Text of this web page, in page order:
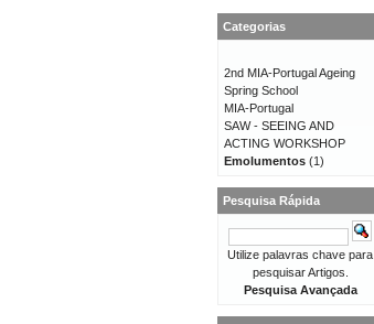
Categorias
2nd MIA-Portugal Ageing
Spring School
MIA-Portugal
SAW - SEEING AND
ACTING WORKSHOP
Emolumentos (1)
Pesquisa Rápida
Utilize palavras chave para
pesquisar Artigos.
Pesquisa Avançada